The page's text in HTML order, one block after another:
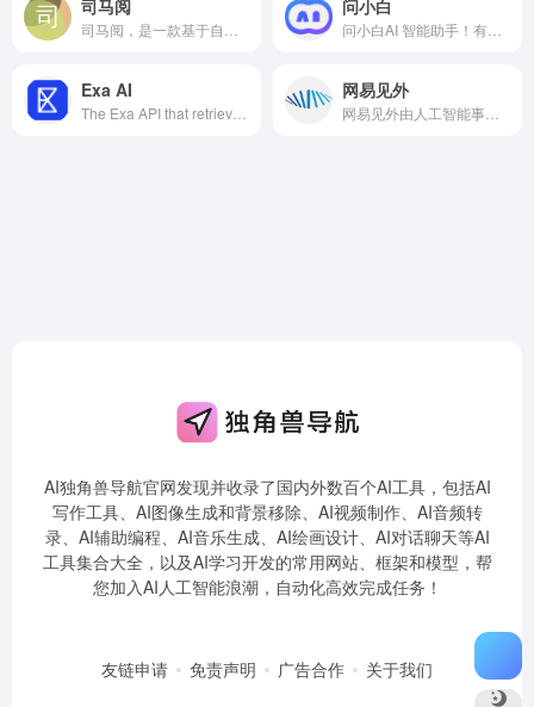
司马阅 问小白
Exa AI 网易见外
AI独角兽导航官网发现并收录了国内外数百个AI工具，包括AI
写作工具、AI图像生成和背景移除、AI视频制作、AI音频转
录、AI辅助编程、AI音乐生成、AI绘画设计、AI对话聊天等AI
工具集合大全，以及AI学习开发的常用网站、框架和模型，帮
您加入AI人工智能浪潮，自动化高效完成任务！
友链申请 免责声明 广告合作 关于我们